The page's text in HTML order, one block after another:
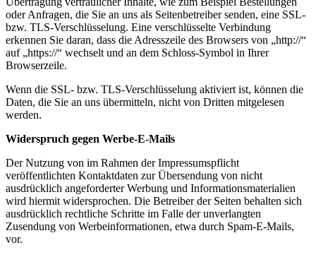
oder Anfragen, die Sie an uns als Seitenbetreiber senden, eine SSL-
bzw. TLS-Verschlüsselung. Eine verschlüsselte Verbindung
erkennen Sie daran, dass die Adresszeile des Browsers von „http://“
auf „https://“ wechselt und an dem Schloss-Symbol in Ihrer
Browserzeile.
Wenn die SSL- bzw. TLS-Verschlüsselung aktiviert ist, können die
Daten, die Sie an uns übermitteln, nicht von Dritten mitgelesen
werden.
Widerspruch gegen Werbe-E-Mails
Der Nutzung von im Rahmen der Impressumspflicht
veröffentlichten Kontaktdaten zur Übersendung von nicht
ausdrücklich angeforderter Werbung und Informationsmaterialien
wird hiermit widersprochen. Die Betreiber der Seiten behalten sich
ausdrücklich rechtliche Schritte im Falle der unverlangten
Zusendung von Werbeinformationen, etwa durch Spam-E-Mails,
vor.